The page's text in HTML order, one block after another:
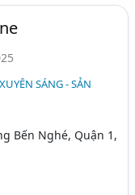
SÁNG - SẢN
Bến Nghé, Quận 1,